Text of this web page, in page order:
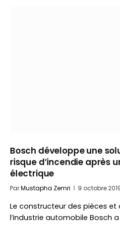
Bosch développe une
risque d’incendie après
électrique
ParMustapha Zemri 9 octobre
Le constructeur des pièces
l’industrie automobile Bosch